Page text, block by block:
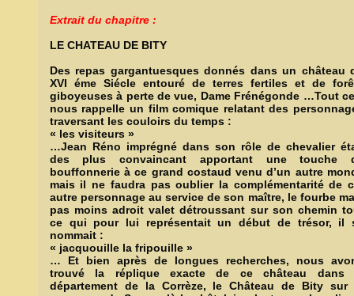
Extrait du chapitre :
LE CHATEAU DE BITY
Des repas gargantuesques donnés dans un château
XVI éme Siécle entouré de terres fertiles et de
giboyeuses à perte de vue, Dame Frénégonde …Tout
nous rappelle un film comique relatant des
traversant les couloirs du temps :
« les visiteurs »
…Jean Réno imprégné dans son rôle de chevalier
des plus convaincant apportant une touche
bouffonnerie à ce grand costaud venu d’un autre
mais il ne faudra pas oublier la complémentarité de
autre personnage au service de son maître, le fourbe
pas moins adroit valet détroussant sur son chemin
ce qui pour lui représentait un début de trésor, il
nommait :
« jacquouille la fripouille »
… Et bien après de longues recherches, nous
trouvé la réplique exacte de ce château dans
département de la Corrèze, le Château de Bity sur